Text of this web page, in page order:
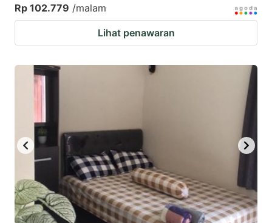
Rp 102.779 /malam
Lihat penawaran